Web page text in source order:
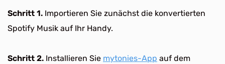
Schritt 1. Importieren Sie zunächst die konvertierten
Spotify Musik auf Ihr Handy.
Schritt 2. Installieren Sie mytonies-App auf dem